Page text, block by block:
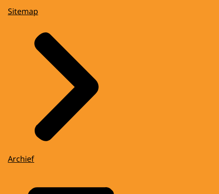
Sitemap
Archief